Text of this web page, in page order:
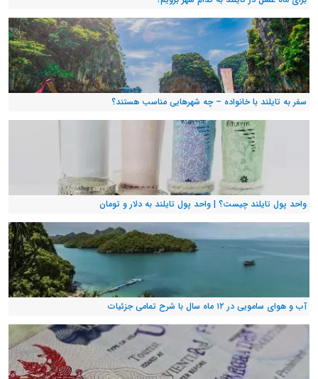
سفر به تایلند با خانواده – چه شهرهایی مناسب هستند؟
واحد پول تایلند چیست؟ | واحد پول تایلند به دلار و تومان
آب و هوای سامویی در ۱۲ ماه سال با شرح تمامی جزئیات